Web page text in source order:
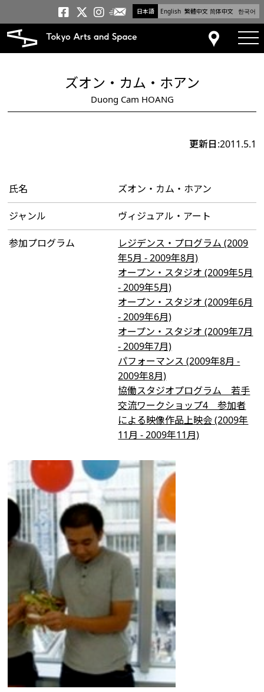
日本語 English 繁體中文 简体中文 한국어
トーキョーアーツアンド
トーキョーアーツアンド
トーキョーアーツア
メールニュース
アクセス
ズオン・カム・ホアン
Duong Cam HOANG
更新日:2011.5.1
氏名 ズオン・カム・ホアン
ジャンル ヴィジュアル・アート
参加プログラム
レジデンス・プログラム (2009
年5月 - 2009年8月)
オープン・スタジオ (2009年5月
- 2009年5月)
オープン・スタジオ (2009年6月
- 2009年6月)
オープン・スタジオ (2009年7月
- 2009年7月)
パフォーマンス (2009年8月 -
2009年8月)
協働スタジオプログラム 若手
交流ワークショップ4 参加者
による映像作品上映会 (2009年
11月 - 2009年11月)